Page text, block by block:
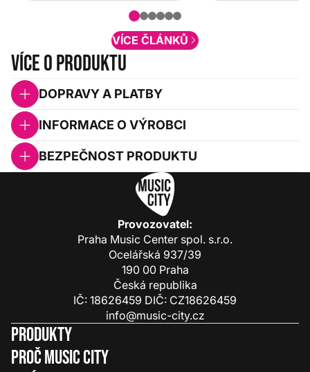
VÍCE ČLÁNKŮ
Více o produktu
DOPRAVY A PLATBY
INFORMACE O VÝROBCI
BEZPEČNOST PRODUKTU
Provozovatel:
Praha Music Center spol. s.r.o.
Ocelářská 937/39
190 00 Praha
Česká republika
IČ: 18626459 DIČ: CZ18626459
info@music-city.cz
Produkty
Proč Music City